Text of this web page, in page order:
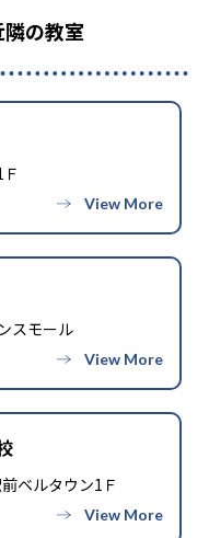
の教室
スモール
ベルタウン1Ｆ